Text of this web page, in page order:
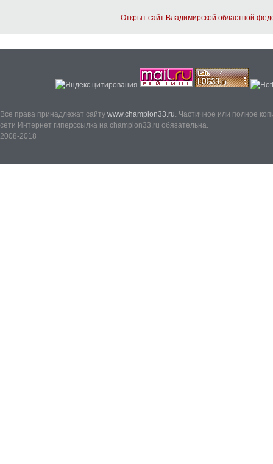
Открыт сайт Владимирской областной
Все права принадлежат сайту www.champion33.ru. Частичное или полное
сети Интернет гиперссылка на champion33.ru обязательна.
2008-2018